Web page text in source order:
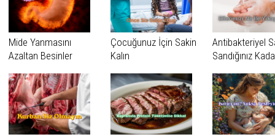
Mide Yanmasını
Azaltan Besinler
Çocuğunuz İçin Sakin
Kalın
Antibakteriyel
Sandığınız